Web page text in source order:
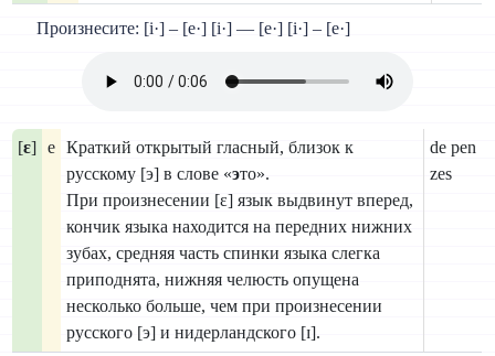
Произнесите: [i·] – [e·] [i·] — [e·] [i·] – [e·]
[ɛ] e
Краткий открытый гласный, близок к
русскому [э] в слове «это».
При произнесении [ɛ] язык выдвинут вперед,
кончик языка находится на передних нижних
зубах, средняя часть спинки языка слегка
приподнята, нижняя челюсть опущена
несколько больше, чем при произнесении
русского [э] и нидерландского [ɪ].
de pen
zes